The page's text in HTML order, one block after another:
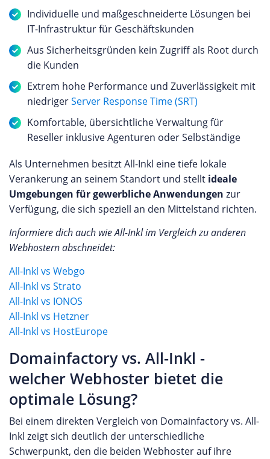
Individuelle und maßgeschneiderte Lösungen bei
IT-Infrastruktur für Geschäftskunden
Aus Sicherheitsgründen kein Zugriff als Root durch
die Kunden
Extrem hohe Performance und Zuverlässigkeit mit
niedrigerServer Response Time (SRT)
Komfortable, übersichtliche Verwaltung für
Reseller inklusive Agenturen oder Selbständige
Als Unternehmen besitzt All-Inkl eine tiefe lokale
Verankerung an seinem Standort und stellt ideale
Umgebungen für gewerbliche Anwendungen zur
Verfügung, die sich speziell an den Mittelstand richten.
Informiere dich auch wie All-Inkl im Vergleich zu anderen
Webhostern abschneidet:
All-Inkl vs Webgo
All-Inkl vs Strato
All-Inkl vs IONOS
All-Inkl vs Hetzner
All-Inkl vs HostEurope
Domainfactory vs. All-Inkl -
welcher Webhoster bietet die
optimale Lösung?
Bei einem direkten Vergleich von Domainfactory vs. All-
Inkl zeigt sich deutlich der unterschiedliche
Schwerpunkt, den die beiden Webhoster auf ihre